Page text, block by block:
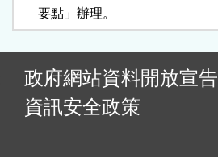
      要點」辦理。
政府網站資料開放宣告
資訊安全政策